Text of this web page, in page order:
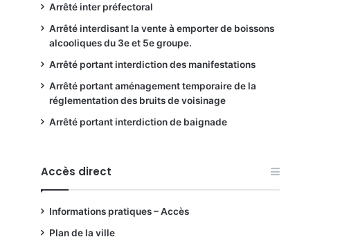
Arrêté inter préfectoral
Arrêté interdisant la vente à emporter de boissons
alcooliques du 3e et 5e groupe.
Arrêté portant interdiction des manifestations
Arrêté portant aménagement temporaire de la
réglementation des bruits de voisinage
Arrêté portant interdiction de baignade
Accès direct
Informations pratiques – Accès
Plan de la ville